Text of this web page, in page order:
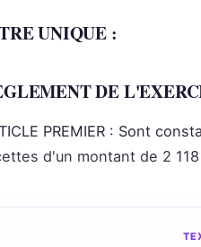
UNIQUE :
DE
PREMIER : Sont
d'un montant de 2